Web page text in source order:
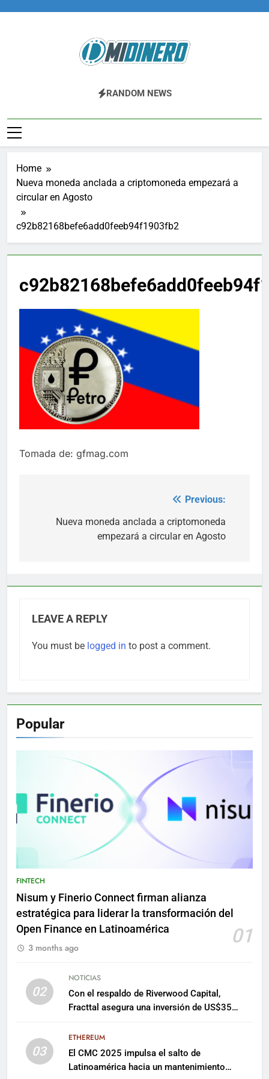
Midinero.co
Fintech, Criptomonedas
RANDOM NEWS
Home
Nueva moneda anclada a criptomoneda empezará a
circular en Agosto
c92b82168befe6add0feeb94f1903fb2
Tomada de: gfmag.com
navigation
Previous:
Nueva moneda anclada a criptomoneda
empezará a circular en Agosto
LEAVE A REPLY
You must be logged in to post a comment.
Popular
FINTECH
Nisum y Finerio Connect firman alianza
estratégica para liderar la transformación del
Open Finance en Latinoamérica
01
3 months ago
02
NOTICIAS
Con el respaldo de Riverwood Capital,
Fracttal asegura una inversión de US$35
03
ETHEREUM
El CMC 2025 impulsa el salto de
Latinoamérica hacia un mantenimiento